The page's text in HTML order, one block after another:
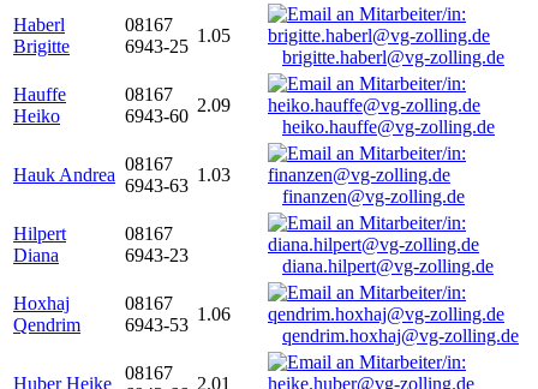
Haberl
Brigitte
08167
6943-25
1.05
brigitte.haberl@vg-zolling.de
Hauffe
Heiko
08167
6943-60
2.09
heiko.hauffe@vg-zolling.de
Hauk Andrea
08167
6943-63
1.03
finanzen@vg-zolling.de
Hilpert
Diana
08167
6943-23
diana.hilpert@vg-zolling.de
Hoxhaj
Qendrim
08167
6943-53
1.06
qendrim.hoxhaj@vg-zolling.de
Huber Heike
08167
2.01